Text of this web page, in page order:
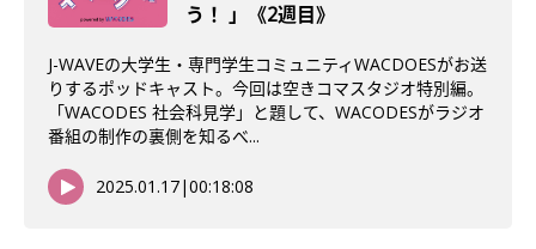
う！ 」《2週目》
J-WAVEの大学生・専門学生コミュニティWACDOESがお送
りするポッドキャスト。今回は空きコマスタジオ特別編。
「WACODES 社会科見学」と題して、WACODESがラジオ
番組の制作の裏側を知るべ...
2025.01.17|00:18:08